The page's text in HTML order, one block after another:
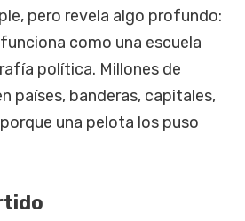
pero revela algo profundo:
como una escuela
política. Millones de
países, banderas, capitales,
una pelota los puso